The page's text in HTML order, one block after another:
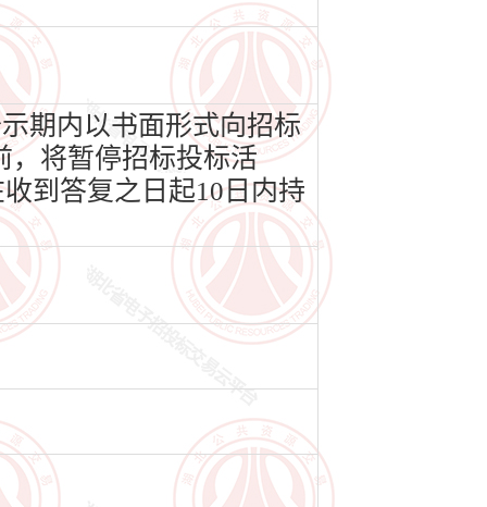
期内以书面形式向招标
，将暂停招标投标活
到答复之日起10日内持